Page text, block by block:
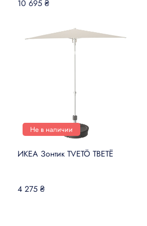
10 695 ₴
Не в наличии
ИКЕА Зонтик TVETÖ ТВЕТЁ
4 275 ₴